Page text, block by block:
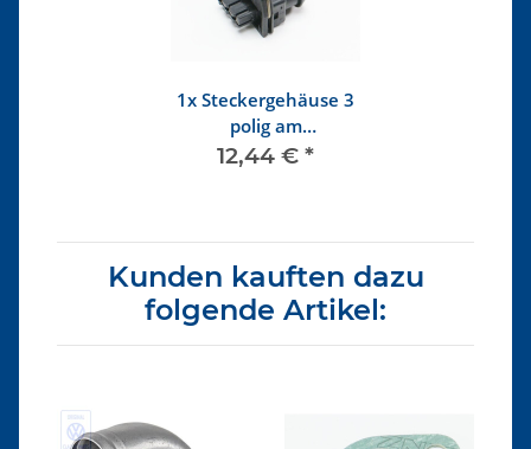
1x Steckergehäuse 3
polig am
Zündverteiler
12,44 € *
Kunden kauften dazu
folgende Artikel: